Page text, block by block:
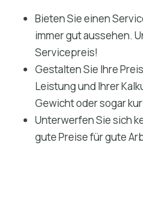
Bieten Sie einen
immer gut aussehen.
Servicepreis!
Gestalten Sie Ihre
Leistung und Ihrer
Gewicht oder sogar
Unterwerfen Sie sich
gute Preise für gute